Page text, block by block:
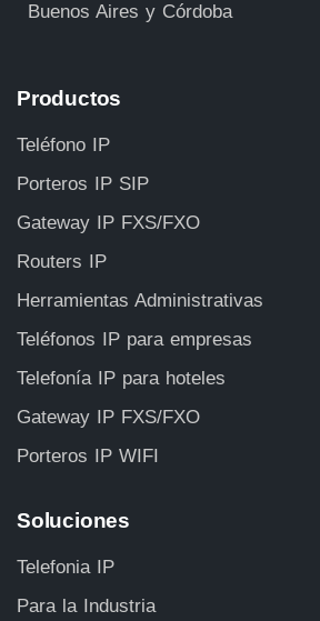
Buenos Aires y Córdoba
Productos
Teléfono IP
Porteros IP SIP
Gateway IP FXS/FXO
Routers IP
Herramientas Administrativas
Teléfonos IP para empresas
Telefonía IP para hoteles
Gateway IP FXS/FXO
Porteros IP WIFI
Soluciones
Telefonia IP
Para la Industria